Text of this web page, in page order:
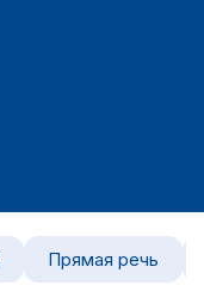
Прямая речь